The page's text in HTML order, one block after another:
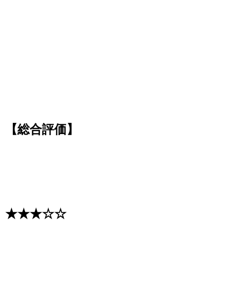
【総合評価】
★★★☆☆